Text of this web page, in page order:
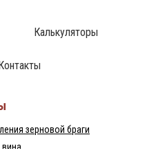
Калькуляторы
зерновой браги